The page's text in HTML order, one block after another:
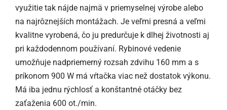
využitie tak nájde najmä v priemyselnej výrobe alebo
na najrôznejších montážach. Je veľmi presná a veľmi
kvalitne vyrobená, čo ju predurčuje k dlhej životnosti aj
pri každodennom používaní. Rybinové vedenie
umožňuje nadpriemerný rozsah zdvihu 160 mm a s
príkonom 900 W má vŕtačka viac než dostatok výkonu.
Má iba jednu rýchlosť a konštantné otáčky bez
zaťaženia 600 ot./min.